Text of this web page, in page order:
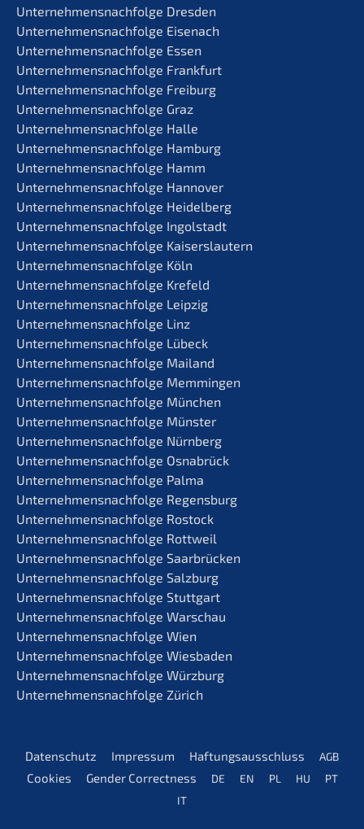
Unternehmens­nachfolge Dresden
Unternehmens­nachfolge Eisenach
Unternehmens­nachfolge Essen
Unternehmens­nachfolge Frankfurt
Unternehmens­nachfolge Freiburg
Unternehmens­nachfolge Graz
Unternehmens­nachfolge Halle
Unternehmens­nachfolge Hamburg
Unternehmens­nachfolge Hamm
Unternehmens­nachfolge Hannover
Unternehmens­nachfolge Heidelberg
Unternehmens­nachfolge Ingolstadt
Unternehmens­nachfolge Kaiserslautern
Unternehmens­nachfolge Köln
Unternehmens­nachfolge Krefeld
Unternehmens­nachfolge Leipzig
Unternehmens­nachfolge Linz
Unternehmens­nachfolge Lübeck
Unternehmens­nachfolge Mailand
Unternehmens­nachfolge Memmingen
Unternehmens­nachfolge München
Unternehmens­nachfolge Münster
Unternehmens­nachfolge Nürnberg
Unternehmens­nachfolge Osnabrück
Unternehmens­nachfolge Palma
Unternehmens­nachfolge Regensburg
Unternehmens­nachfolge Rostock
Unternehmens­nachfolge Rottweil
Unternehmens­nachfolge Saarbrücken
Unternehmens­nachfolge Salzburg
Unternehmens­nachfolge Stuttgart
Unternehmens­nachfolge Warschau
Unternehmens­nachfolge Wien
Unternehmens­nachfolge Wiesbaden
Unternehmens­nachfolge Würzburg
Unternehmens­nachfolge Zürich
Daten­schutz Impres­sum Haftungs­aus­schluss AGB
Cookies Gender Correct­ness DE EN PL HU
PT
IT